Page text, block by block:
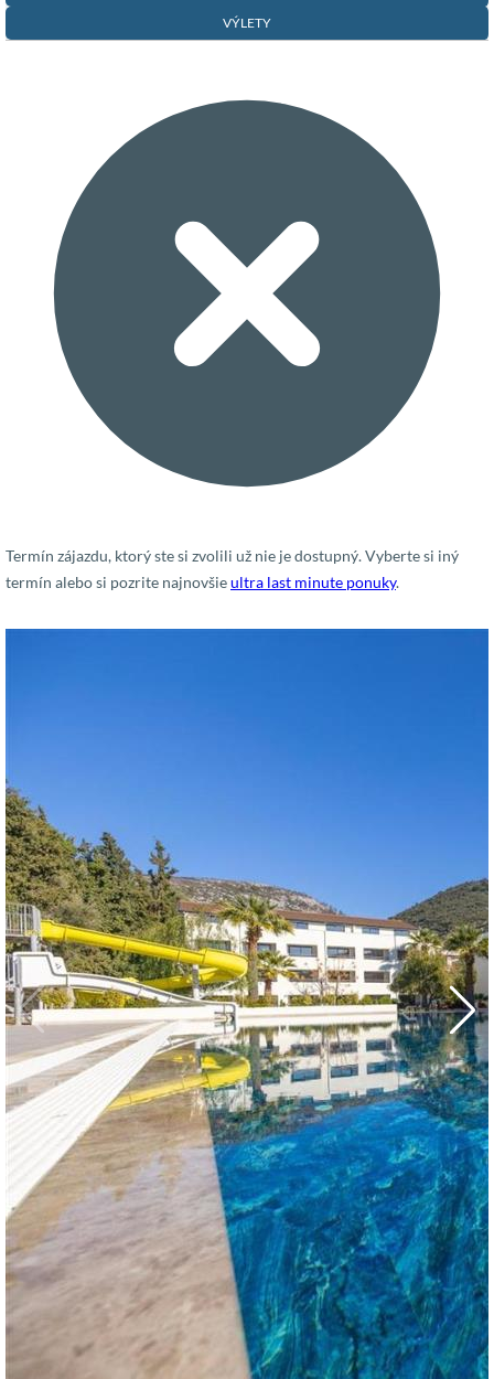
VÝLETY
Termín zájazdu, ktorý ste si zvolili už nie je dostupný. Vyberte si iný
termín alebo si pozrite najnovšieultra last minute ponuky.